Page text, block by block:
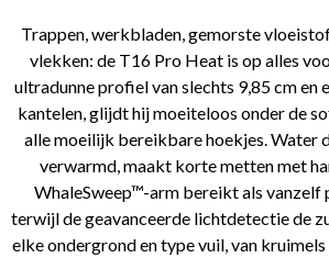
Trappen, werkbladen, gemorste
vlekken: de T16 Pro Heat is op alles
ultradunne profiel van slechts 9,85 cm en
kantelen, glijdt hij moeiteloos onder de
alle moeilijk bereikbare hoekjes. Water
verwarmd, maakt korte metten met
WhaleSweep™-arm bereikt als vanzelf
terwijl de geavanceerde lichtdetectie de
elke ondergrond en type vuil, van